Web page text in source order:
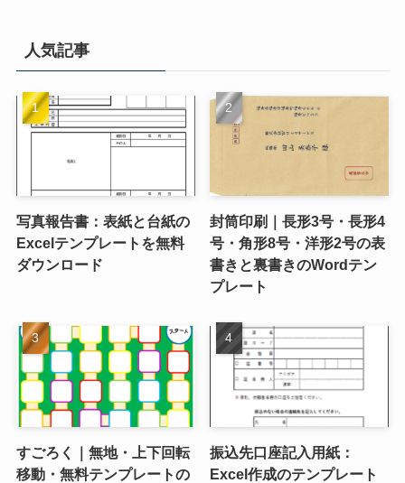
人気記事
写真報告書：表紙と台紙の
Excelテンプレートを無料
ダウンロード
封筒印刷｜長形3号・長形4
号・角形8号・洋形2号の表
書きと裏書きのWordテン
プレート
すごろく｜無地・上下回転
移動・無料テンプレートの
振込先口座記入用紙：
Excel作成のテンプレート